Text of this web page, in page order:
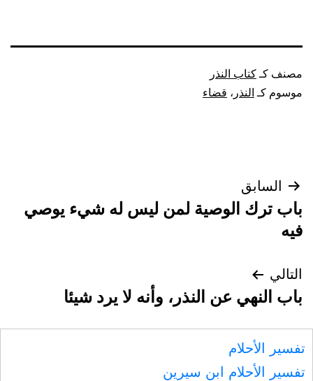
مصنف كـكتاب النذر
موسوم كـ النذر ، قضاء
تصفّح
المقالات
السابق
باب ترك الوصية لمن ليس له شيء يوصي
فيه
التالي
باب النهي عن النذر، وأنه لا يرد شيئا
تفسير الأحلام
تفسير الأحلام ابن سيرين